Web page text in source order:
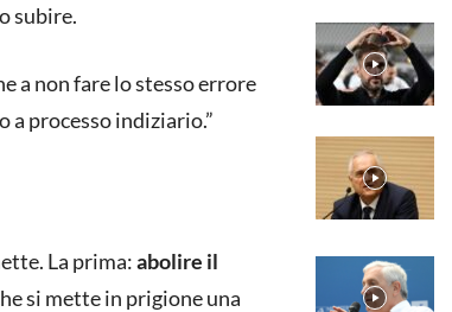
subire.
a non fare lo stesso errore
a processo indiziario.”
La prima:abolire il
si mette in prigione una